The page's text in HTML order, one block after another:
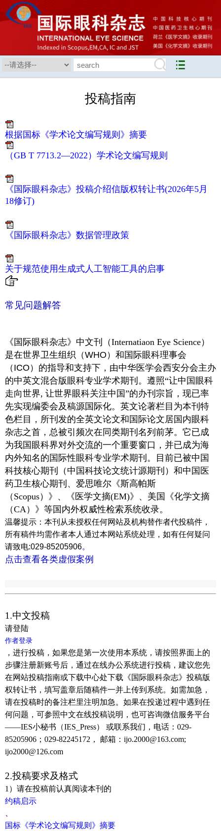
投稿指南
根据国标《学术论文编写规则》摘要
（GB T 7713.2—2022）学术论文编写规则
《国际眼科杂志》投稿介绍信版权转让书(2026年5月
18修订)
《国际眼科杂志》数据管理政策
关于规范使用生成式人工智能工具的启事
常见问题解答
《国际眼科杂志》中文刊（Internatiaon Eye Science）
是在世界卫生组织（WHO）和国际眼科理事会
（ICO）的指导和支持下，由中华医学会西安分会主办
的中英文混合版眼科专业学术期刊。 遵照“让中国眼科
走向世界, 让世界眼科关注中国”的办刊宗旨，现已率
先实现编委会及稿源国际化。英文论著栏目为本刊特
色栏目，所刊发的全英文论文和国际论文居国内眼科
杂志之首，总被引频次在同类期刊名列前茅。它已成
为我国眼科界对外交流的一个重要窗口，并已成为海
内外知名的国际性眼科专业学术期刊。目前已被中国
科技核心期刊（中国科技论文统计源期刊）和中国医
药卫生核心期刊 、爱思唯尔《斯高帕斯
（Scopus）》、《医学文摘(EM)》、美国《化学文摘
（CA）》等国内外权威性检索系统收录。
温馨提示 ： 本刊从未授权任何网站及机构替作者代投稿件，
所有稿件均需作者本人通过本网站系统处理，如有任何疑问
请致电:029-85205906。
点击查看各类虚假案例
1.中文投稿
请登陆
作者登录
，进行投稿，如果您是第一次使用本系统，请按照界面上的
步骤注册新账号后，通过在线办公系统进行投稿，建议您先
在网站投稿指南或下载中心处下载《国际眼科杂志》投稿版
权转让书，填写盖章后随稿件一并上传到系统。如需加急，
请在投稿时的备注栏里注明加急。如果在投递过程中遇到任
何问题，可参照中文在线投稿说明， 也可咨询微信服务平台
——IES小秘书（IES_Press） 或联系我们，电话： 029-
85205906 ； 029-82245172 ， 邮箱： ijo.2000@163.com;
ijo2000@126.com
2.投稿要求及格式
1 ）请在投稿前认真阅读本刊的
约稿启示
国标《学术论文编写规则》摘要